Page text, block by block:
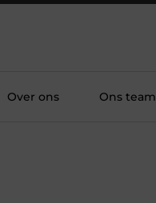
Over ons Ons team